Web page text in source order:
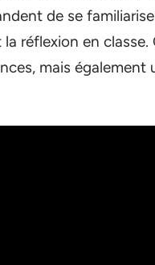
de se
réflexion en
mais également